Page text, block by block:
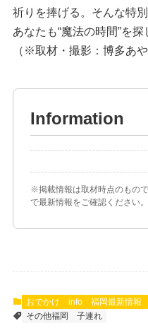
祈りを捧げる。そんな特
あなたも“魔法の時間”を
（※取材・撮影：博多あや.
Information
※掲載情報は取材時点のもの
で最新情報をご確認ください。
おでかけ info 福岡最新情報
その他福岡
子連れ